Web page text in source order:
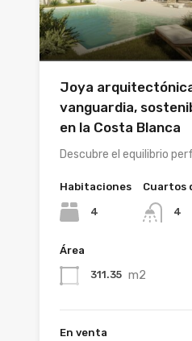
Joya
vanguardia,
en la Costa Blanca
Descubre el equilibrio
Habitaciones
4
Cuartos
4
Área
311.35 m2
En venta